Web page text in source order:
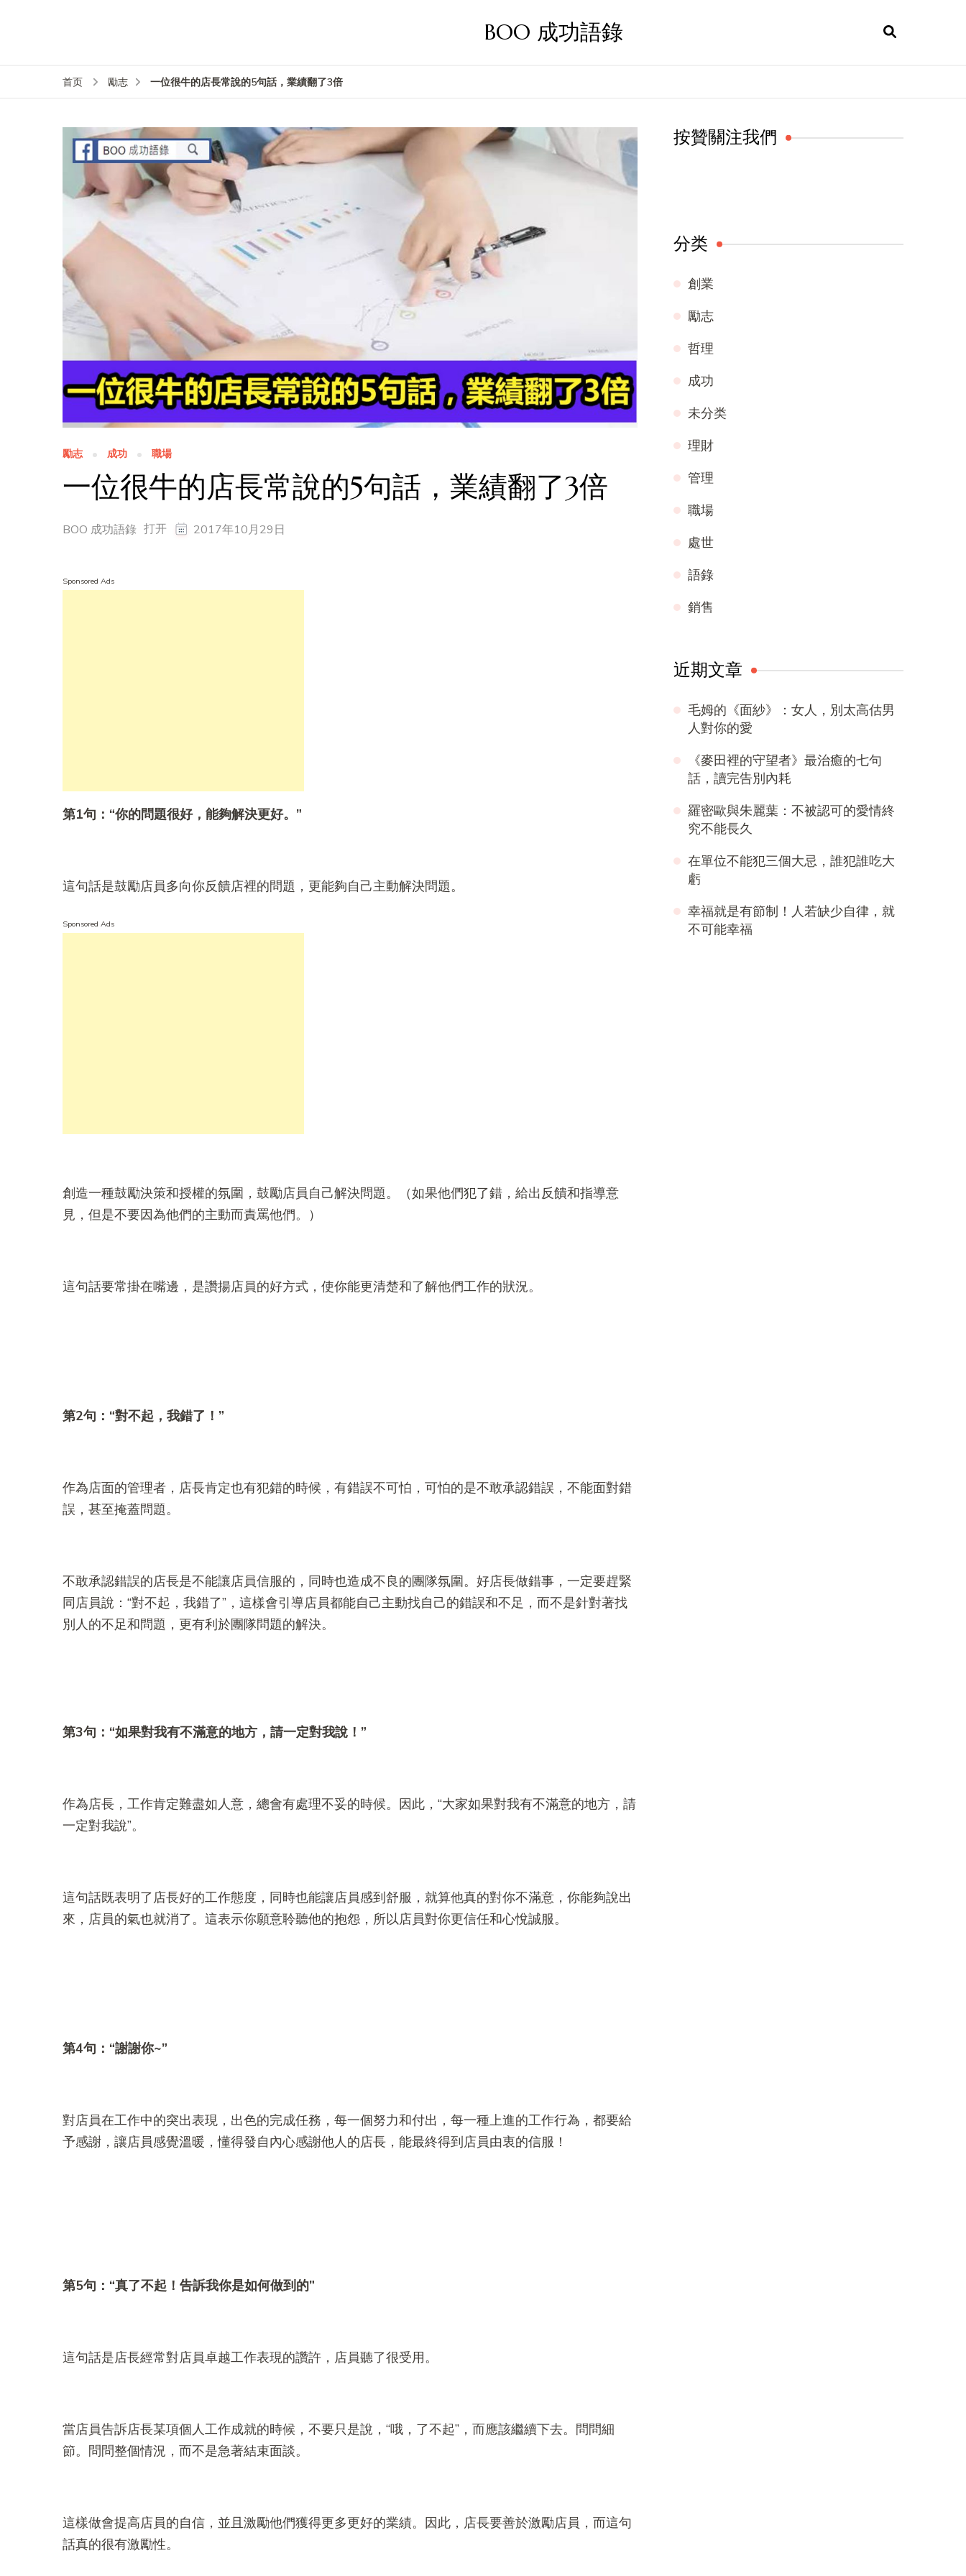
BOO 成功語錄
首页 勵志 一位很牛的店長常說的5句話，業績翻了3倍
勵志 成功 職場
一位很牛的店長常說的5句話，業績翻了3倍
BOO 成功語錄 打开 2017年10月29日
Sponsored Ads
第1句：“你的問題很好，能夠解決更好。”
這句話是鼓勵店員多向你反饋店裡的問題，更能夠自己主動解決問題。
Sponsored Ads
創造一種鼓勵決策和授權的氛圍，鼓勵店員自己解決問題。（如果他們犯了錯，給出反饋和指導意
見，但是不要因為他們的主動而責罵他們。）
這句話要常掛在嘴邊，是讚揚店員的好方式，使你能更清楚和了解他們工作的狀況。
第2句：“對不起，我錯了！”
作為店面的管理者，店長肯定也有犯錯的時候，有錯誤不可怕，可怕的是不敢承認錯誤，不能面對錯
誤，甚至掩蓋問題。
不敢承認錯誤的店長是不能讓店員信服的，同時也造成不良的團隊氛圍。好店長做錯事，一定要趕緊
同店員說：“對不起，我錯了”，這樣會引導店員都能自己主動找自己的錯誤和不足，而不是針對著找
別人的不足和問題，更有利於團隊問題的解決。
第3句：“如果對我有不滿意的地方，請一定對我說！”
作為店長，工作肯定難盡如人意，總會有處理不妥的時候。因此，“大家如果對我有不滿意的地方，請
一定對我說”。
這句話既表明了店長好的工作態度，同時也能讓店員感到舒服，就算他真的對你不滿意，你能夠說出
來，店員的氣也就消了。這表示你願意聆聽他的抱怨，所以店員對你更信任和心悅誠服。
第4句：“謝謝你~”
對店員在工作中的突出表現，出色的完成任務，每一個努力和付出，每一種上進的工作行為，都要給
予感謝，讓店員感覺溫暖，懂得發自內心感謝他人的店長，能最終得到店員由衷的信服！
第5句：“真了不起！告訴我你是如何做到的”
這句話是店長經常對店員卓越工作表現的讚許，店員聽了很受用。
當店員告訴店長某項個人工作成就的時候，不要只是說，“哦，了不起”，而應該繼續下去。問問細
節。問問整個情況，而不是急著結束面談。
這樣做會提高店員的自信，並且激勵他們獲得更多更好的業績。因此，店長要善於激勵店員，而這句
話真的很有激勵性。
按贊關注我們
分类
創業
勵志
哲理
成功
未分类
理財
管理
職場
處世
語錄
銷售
近期文章
毛姆的《面紗》：女人，別太高估男
人對你的愛
《麥田裡的守望者》最治癒的七句
話，讀完告別內耗
羅密歐與朱麗葉：不被認可的愛情終
究不能長久
在單位不能犯三個大忌，誰犯誰吃大
虧
幸福就是有節制！人若缺少自律，就
不可能幸福